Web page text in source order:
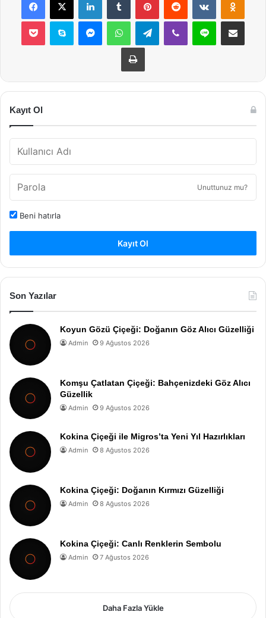
Pocket Skype MessengerWhatsAppTelegramViber Line E-Posta ile
Yazdır
Kayıt Ol
Unuttunuz mu?
Beni hatırla
Kayıt Ol
Son Yazılar
Koyun Gözü Çiçeği: Doğanın Göz Alıcı Güzelliği
Admin 9 Ağustos 2026
Komşu Çatlatan Çiçeği: Bahçenizdeki Göz Alıcı
Güzellik
Admin 9 Ağustos 2026
Kokina Çiçeği ile Migros’ta Yeni Yıl Hazırlıkları
Admin 8 Ağustos 2026
Kokina Çiçeği: Doğanın Kırmızı Güzelliği
Admin 8 Ağustos 2026
Kokina Çiçeği: Canlı Renklerin Sembolu
Admin 7 Ağustos 2026
Daha Fazla Yükle